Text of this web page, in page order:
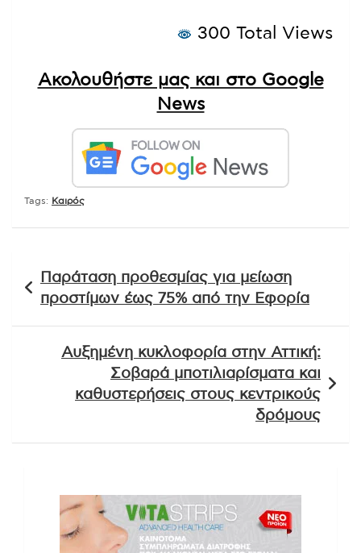
300 Total Views
Ακολουθήστε μας και στο Google
News
Tags: Καιρός
άρθρων
Παράταση προθεσμίας για μείωση
προστίμων έως 75% από την Εφορία
Αυξημένη κυκλοφορία στην Αττική:
Σοβαρά μποτιλιαρίσματα και
καθυστερήσεις στους κεντρικούς
δρόμους